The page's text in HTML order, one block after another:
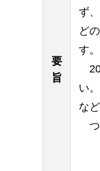
要
旨
ず
ど
す。
い
な
つ